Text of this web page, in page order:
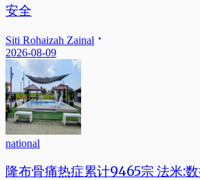
安全
Siti Rohaizah Zainal
2026-08-09
national
隆布骨痛热症累计9465宗 法米: